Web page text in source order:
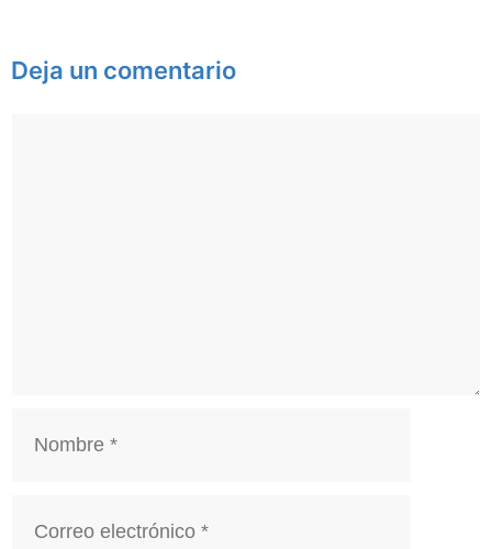
Deja un comentario